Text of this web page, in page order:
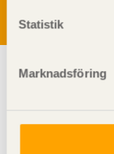
Statistik
Marknadsföring